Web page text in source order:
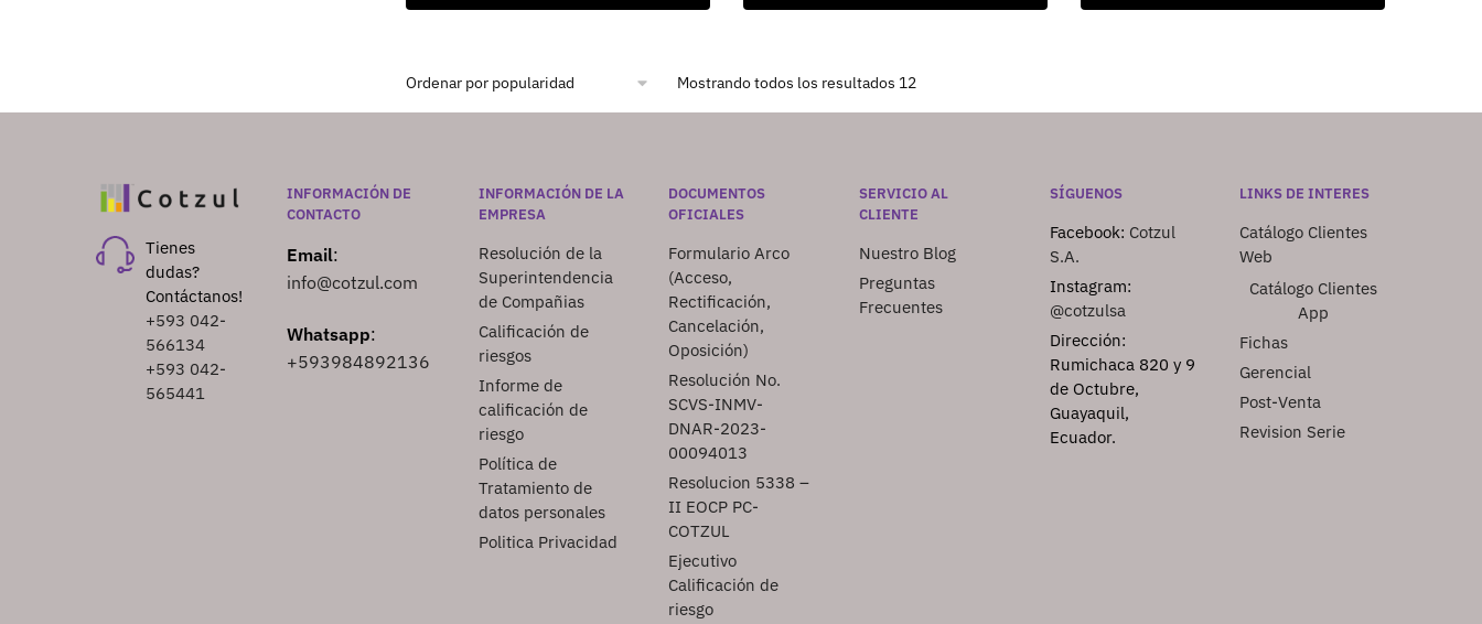
Mostrando todos los resultados 12
Tienes
dudas?
Contáctanos!
+593 042-
566134
+593 042-
565441
INFORMACIÓN DE
CONTACTO
Email:
info@cotzul.com
Whatsapp:
+593984892136
INFORMACIÓN DE LA
EMPRESA
Resolución de la
Superintendencia
de Compañias
Calificación de
riesgos
Informe de
calificación de
riesgo
Política de
Tratamiento de
datos personales
Politica Privacidad
DOCUMENTOS
OFICIALES
Formulario Arco
(Acceso,
Rectificación,
Cancelación,
Oposición)
Resolución No.
SCVS-INMV-
DNAR-2023-
00094013
Resolucion 5338 –
II EOCP PC-
COTZUL
Ejecutivo
Calificación de
riesgo
SERVICIO AL
CLIENTE
Nuestro Blog
Preguntas
Frecuentes
SÍGUENOS
Facebook: Cotzul
S.A.
Instagram:
@cotzulsa
Dirección:
Rumichaca 820 y 9
de Octubre,
Guayaquil,
Ecuador.
LINKS DE INTERES
Catálogo Clientes
Web
Catálogo Clientes
App
Fichas
Gerencial
Post-Venta
Revision Serie